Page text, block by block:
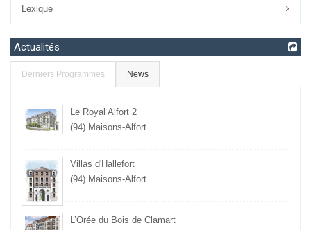
Lexique
Actualités
Derniers Programmes News
Le Royal Alfort 2
(94) Maisons-Alfort
Villas d'Hallefort
(94) Maisons-Alfort
L’Orée du Bois de Clamart